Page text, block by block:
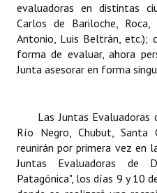
Entrega de distinciones
REFORMA DE LA CARTA
evaluadoras en distintas
Carlos de Bariloche,
Antonio, Luis Beltrán, etc.);
forma de evaluar, ahora
Junta asesorar en forma
Las Juntas Evaluadoras
Río Negro, Chubut,
reunirán por primera vez en
Juntas Evaluadoras de
Patagónica", los días 9 y 10